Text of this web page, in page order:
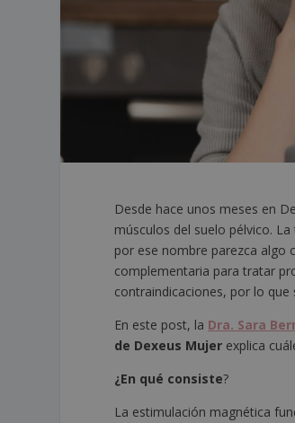
Desde hace unos meses en
músculos del suelo pélvico.
por ese nombre parezca algo
complementaria para tratar
contraindicaciones, por lo
En este post, la Dra. Sara
de Dexeus Mujer explica
¿En qué consiste?
La estimulación magnética